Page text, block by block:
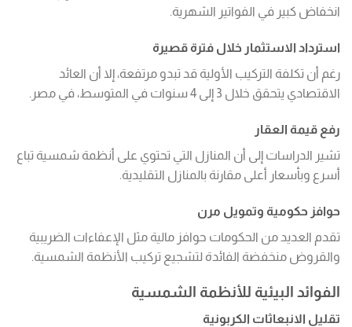
انخفاض كبير في الفواتير الشهرية.
استرداد الاستثمار خلال فترة قصيرة
رغم أن تكلفة التركيب الأولية قد تبدو مرتفعة، إلا أن العائد
الاقتصادي يتحقق خلال 3 إلى 4 سنوات في المتوسط، في مصر.
رفع قيمة العقار
تشير الدراسات إلى أن المنازل التي تحتوي على أنظمة شمسية تباع
أسرع وبأسعار أعلى مقارنة بالمنازل التقليدية.
حوافز حكومية وتمويل مرن
تقدم العديد من الحكومات حوافز مالية مثل الإعفاءات الضريبية
والقروض منخفضة الفائدة لتشجيع تركيب الأنظمة الشمسية.
الفوائد البيئية للأنظمة الشمسية
تقليل الانبعاثات الكربونية